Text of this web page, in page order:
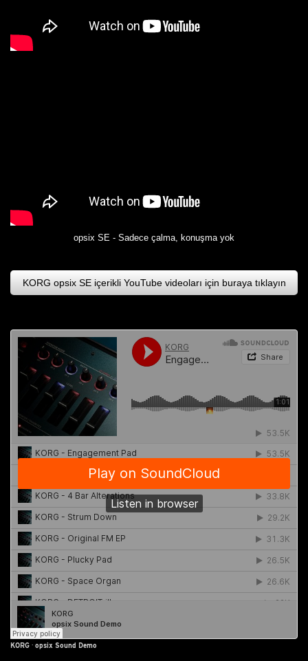
opsix SE - Sadece çalma, konuşma yok
KORG opsix SE içerikli YouTube videoları için buraya tıklayın
KORG · opsix Sound Demo